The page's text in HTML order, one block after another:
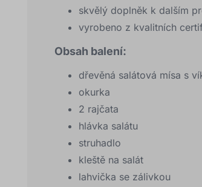
skvělý doplněk k dalším
vyrobeno z kvalitních
Obsah balení:
dřevěná salátová mísa s
okurka
2 rajčata
hlávka salátu
struhadlo
kleště na salát
lahvička se zálivkou